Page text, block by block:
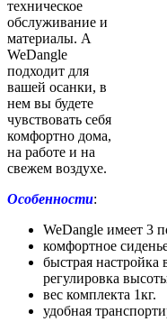
техническое
обслуживание и
материалы. А
WeDangle
подходит для
вашей осанки, в
нем вы будете
чувствовать себя
комфортно дома,
на работе и на
свежем воздухе.
Особенности:
WeDangle имеет 3
комфортное
быстрая настройка
регулировка
вес комплекта 1кг.
удобная